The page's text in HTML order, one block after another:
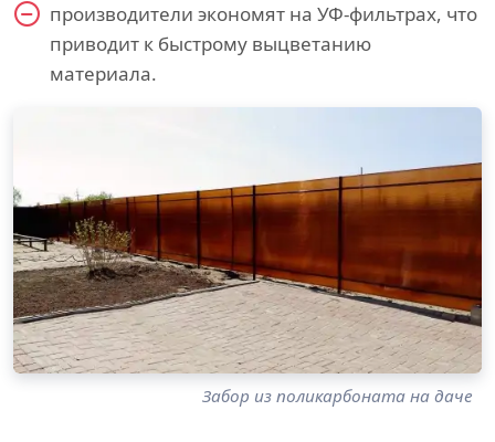
производители экономят на УФ-фильтрах, что
приводит к быстрому выцветанию
материала.
Забор из поликарбоната на даче